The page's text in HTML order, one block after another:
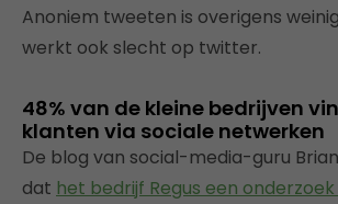
Anoniem tweeten is overigens
werkt ook slecht op twitter.
48% van de kleine bedrijven
klanten via sociale netwerken
De blog van social-media-guru
dat het bedrijf Regus een